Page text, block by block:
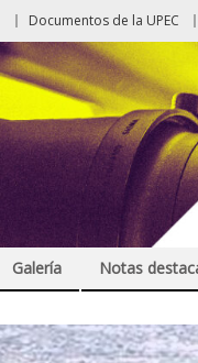
Documentos de la UPEC
Galería Notas